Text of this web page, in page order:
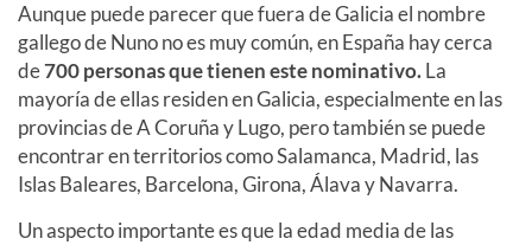
Aunque puede parecer que fuera de Galicia el nombre
gallego de Nuno no es muy común, en España hay cerca
de700 personas que tienen este nominativo.La
mayoría de ellas residen en Galicia, especialmente en las
provincias de A Coruña y Lugo, pero también se puede
encontrar en territorios como Salamanca, Madrid, las
Islas Baleares, Barcelona, Girona, Álava y Navarra.
Un aspecto importante es que la edad media de las